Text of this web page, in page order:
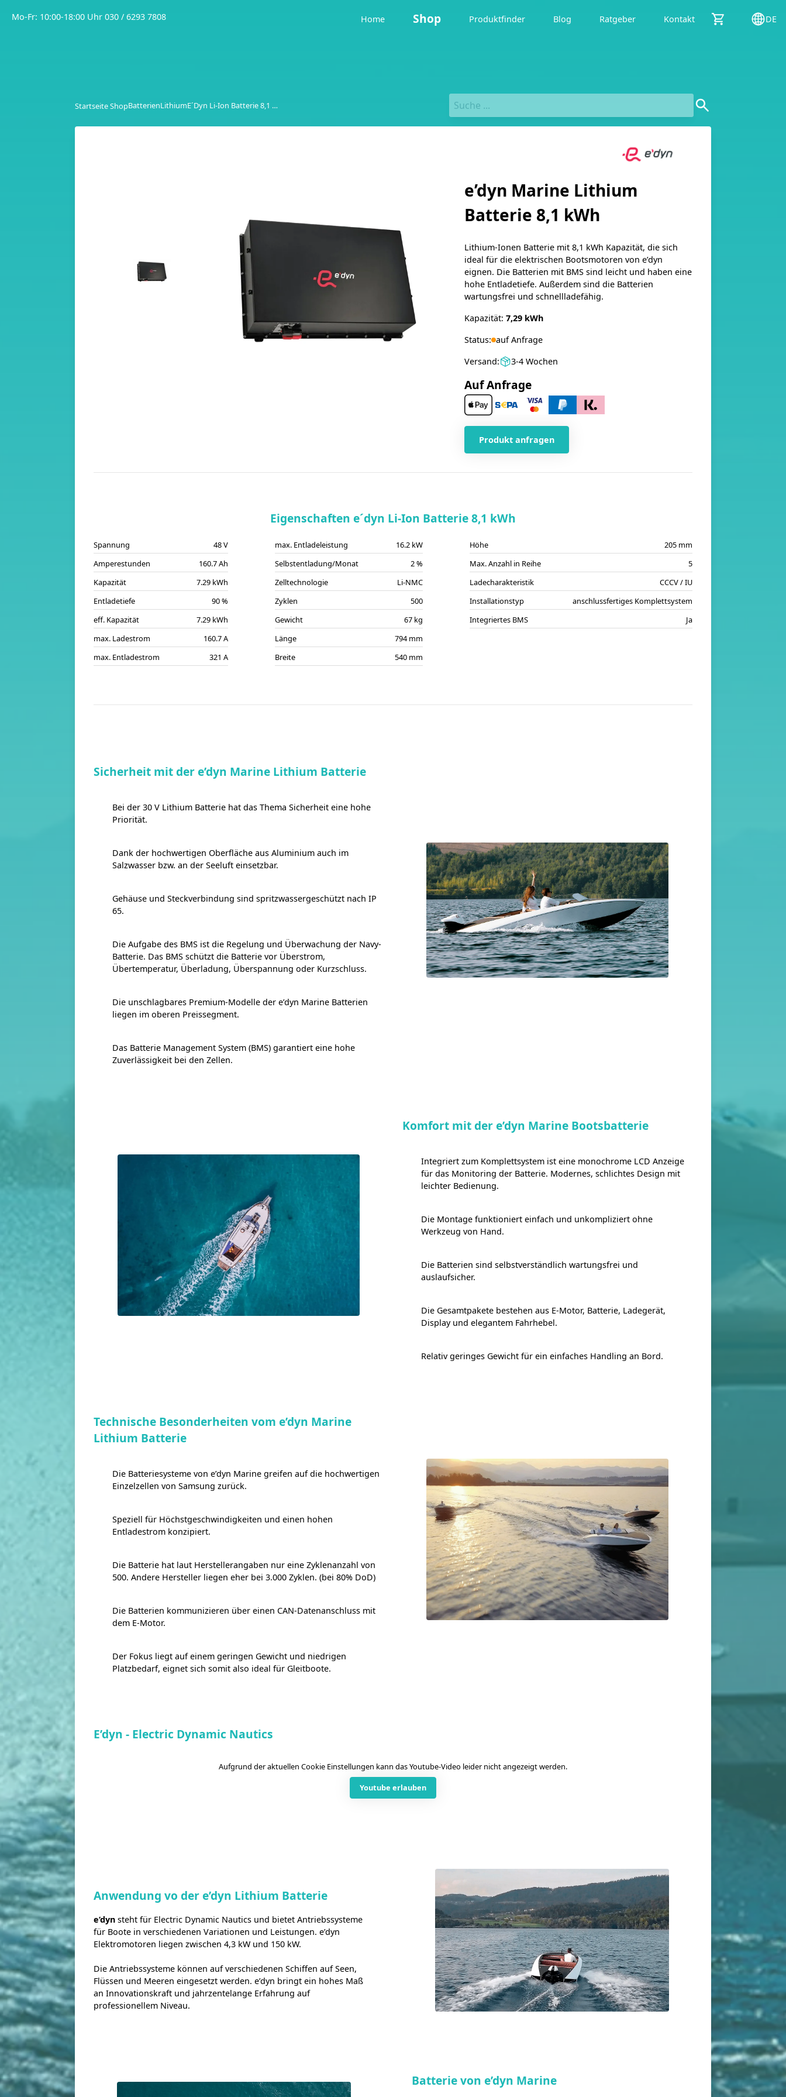
Mo-Fr: 10:00-18:00 Uhr 030 / 6293 7808 Home Shop Produktfinder Blog Ratgeber Kontakt DE
Startseite ShopBatterienLithium E´dyn Li-Ion Batterie 8,1 KWh
e’dyn Marine Lithium
Batterie 8,1 kWh
Kapazität: 7,29 kWh
Status: auf Anfrage
Versand:
3-4 Wochen
Auf Anfrage
Produkt anfragen
Lithium-Ionen Batterie mit 8,1 kWh Kapazität, die sich
ideal für die elektrischen Bootsmotoren von e’dyn
eignen. Die Batterien mit BMS sind leicht und haben eine
hohe Entladetiefe. Außerdem sind die Batterien
wartungsfrei und schnellladefähig.
Eigenschaften e´dyn Li-Ion Batterie 8,1 kWh
Spannung
48 V
Amperestunden
160.7 Ah
Kapazität
7.29 kWh
Entladetiefe
90 %
eff. Kapazität
7.29 kWh
max. Ladestrom
160.7 A
max. Entladestrom
321 A
max. Entladeleistung
16.2 kW
Selbstentladung/Monat
2 %
Zelltechnologie
Li-NMC
Zyklen
500
Gewicht
67 kg
Länge
794 mm
Breite
540 mm
Höhe
205 mm
Max. Anzahl in Reihe
5
Ladecharakteristik
CCCV / IU
Installationstyp
anschlussfertiges Komplettsystem
Integriertes BMS
Ja
Sicherheit mit der e’dyn Marine Lithium Batterie
Bei der 30 V Lithium Batterie hat das Thema Sicherheit eine hohe
Priorität.
Dank der hochwertigen Oberfläche aus Aluminium auch im
Salzwasser bzw. an der Seeluft einsetzbar.
Gehäuse und Steckverbindung sind spritzwassergeschützt nach IP
65.
Die Aufgabe des BMS ist die Regelung und Überwachung der Navy-
Batterie. Das BMS schützt die Batterie vor Überstrom,
Übertemperatur, Überladung, Überspannung oder Kurzschluss.
Die unschlagbares Premium-Modelle der e’dyn Marine Batterien
liegen im oberen Preissegment.
Das Batterie Management System (BMS) garantiert eine hohe
Zuverlässigkeit bei den Zellen.
Komfort mit der e’dyn Marine Bootsbatterie
Integriert zum Komplettsystem ist eine monochrome LCD Anzeige
für das Monitoring der Batterie. Modernes, schlichtes Design mit
leichter Bedienung.
Die Montage funktioniert einfach und unkompliziert ohne
Werkzeug von Hand.
Die Batterien sind selbstverständlich wartungsfrei und
auslaufsicher.
Die Gesamtpakete bestehen aus E-Motor, Batterie, Ladegerät,
Display und elegantem Fahrhebel.
Relativ geringes Gewicht für ein einfaches Handling an Bord.
Technische Besonderheiten vom e’dyn Marine
Lithium Batterie
Die Batteriesysteme von e’dyn Marine greifen auf die hochwertigen
Einzelzellen von Samsung zurück.
Speziell für Höchstgeschwindigkeiten und einen hohen
Entladestrom konzipiert.
Die Batterie hat laut Herstellerangaben nur eine Zyklenanzahl von
500. Andere Hersteller liegen eher bei 3.000 Zyklen. (bei 80% DoD)
Die Batterien kommunizieren über einen CAN-Datenanschluss mit
dem E-Motor.
Der Fokus liegt auf einem geringen Gewicht und niedrigen
Platzbedarf, eignet sich somit also ideal für Gleitboote.
E’dyn - Electric Dynamic Nautics
Aufgrund der aktuellen Cookie Einstellungen kann das Youtube-Video leider nicht angezeigt werden.
Youtube erlauben
Anwendung vo der e’dyn Lithium Batterie
e’dyn steht für Electric Dynamic Nautics und bietet Antriebssysteme
für Boote in verschiedenen Variationen und Leistungen. e’dyn
Elektromotoren liegen zwischen 4,3 kW und 150 kW.
Die Antriebssysteme können auf verschiedenen Schiffen auf Seen,
Flüssen und Meeren eingesetzt werden. e’dyn bringt ein hohes Maß
an Innovationskraft und jahrzentelange Erfahrung auf
professionellem Niveau.
Batterie von e’dyn Marine